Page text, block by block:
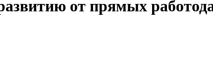
от прямых